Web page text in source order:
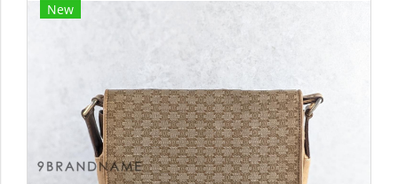
New